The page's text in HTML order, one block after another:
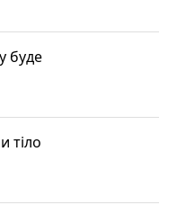
буде
тіло